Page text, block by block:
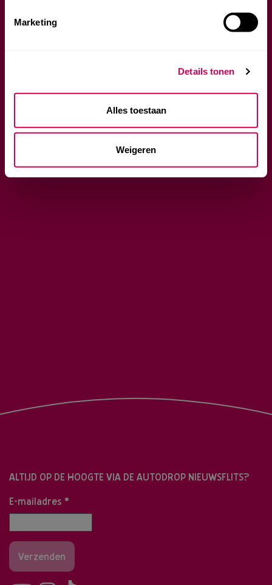
Marketing
Details tonen
Alles toestaan
Weigeren
ALTIJD OP DE HOOGTE VIA DE AUTODROP NIEUWSFLITS?
E-mailadres *